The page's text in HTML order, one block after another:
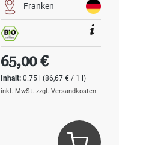
Franken
Inhalt:0.75 l(86,67 € / 1 l)
Regulärer Preis:
65,00 €
inkl. MwSt. zzgl. Versandkosten